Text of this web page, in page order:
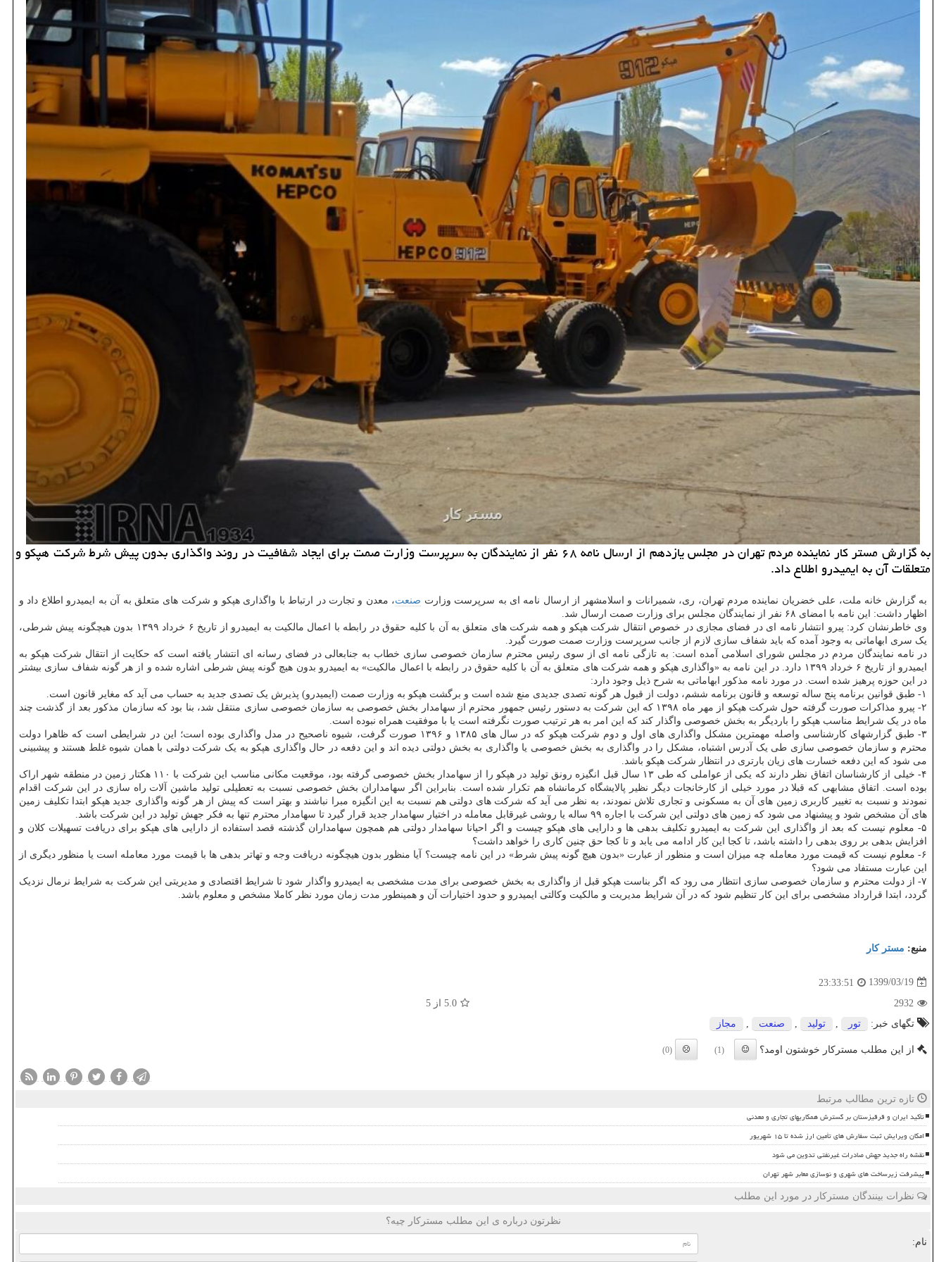
به گزارش مستر كار نماینده مردم تهران در مجلس یازدهم از ارسال نامه ۶۸ نفر از نمایندگان به سرپرست وزارت صمت برای ایجاد شفافیت در روند واگذاری بدون پیش شرط شركت هپكو و
متعلقات آن به ایمیدرو اطلاع داد.
به گزارش خانه ملت، علی خضریان نماینده مردم تهران، ری، شمیرانات و اسلامشهر از ارسال نامه ای به سرپرست وزارت صنعت، معدن و تجارت در ارتباط با واگذاری هپکو و شرکت های متعلق به آن به ایمیدرو اطلاع داد و
اظهار داشت: این نامه با امضای ۶۸ نفر از نمایندگان مجلس برای وزارت صمت ارسال شد.
وی خاطرنشان کرد: پیرو انتشار نامه ای در فضای مجازی در خصوص انتقال شرکت هپکو و همه شرکت های متعلق به آن با کلیه حقوق در رابطه با اعمال مالکیت به ایمیدرو از تاریخ ۶ خرداد ۱۳۹۹ بدون هیچگونه پیش شرطی،
یک سری ابهاماتی به وجود آمده که باید شفاف سازی لازم از جانب سرپرست وزارت صمت صورت گیرد.
در نامه نمایندگان مردم در مجلس شورای اسلامی آمده است: به تازگی نامه ای از سوی رئیس محترم سازمان خصوصی سازی خطاب به جنابعالی در فضای رسانه ای انتشار یافته است که حکایت از انتقال شرکت هپکو به
ایمیدرو از تاریخ ۶ خرداد ۱۳۹۹ دارد. در این نامه به «واگذاری هپکو و همه شرکت های متعلق به آن با کلیه حقوق در رابطه با اعمال مالکیت» به ایمیدرو بدون هیچ گونه پیش شرطی اشاره شده و از هر گونه شفاف سازی بیشتر
در این حوزه پرهیز شده است. در مورد نامه مذکور ابهاماتی به شرح ذیل وجود دارد:
۱- طبق قوانین برنامه پنج ساله توسعه و قانون برنامه ششم، دولت از قبول هر گونه تصدی جدیدی منع شده است و برگشت هپکو به وزارت صمت (ایمیدرو) پذیرش یک تصدی جدید به حساب می آید که مغایر قانون است.
۲- پیرو مذاکرات صورت گرفته حول شرکت هپکو از مهر ماه ۱۳۹۸ که این شرکت به دستور رئیس جمهور محترم از سهامدار بخش خصوصی به سازمان خصوصی سازی منتقل شد، بنا بود که سازمان مذکور بعد از گذشت چند
ماه در یک شرایط مناسب هپکو را باردیگر به بخش خصوصی واگذار کند که این امر به هر ترتیب صورت نگرفته است یا با موفقیت همراه نبوده است.
۳- طبق گزارشهای کارشناسی واصله مهمترین مشکل واگذاری های اول و دوم شرکت هپکو که در سال های ۱۳۸۵ و ۱۳۹۶ صورت گرفت، شیوه ناصحیح در مدل واگذاری بوده است؛ این در شرایطی است که ظاهرا دولت
محترم و سازمان خصوصی سازی طی یک آدرس اشتباه، مشکل را در واگذاری به بخش خصوصی یا واگذاری به بخش دولتی دیده اند و این دفعه در حال واگذاری هپکو به یک شرکت دولتی با همان شیوه غلط هستند و پیشبینی
می شود که این دفعه خسارت های زیان بارتری در انتظار شرکت هپکو باشد.
۴- خیلی از کارشناسان اتفاق نظر دارند که یکی از عواملی که طی ۱۳ سال قبل انگیزه رونق تولید در هپکو را از سهامدار بخش خصوصی گرفته بود، موقعیت مکانی مناسب این شرکت با ۱۱۰ هکتار زمین در منطقه شهر اراک
بوده است. اتفاق مشابهی که قبلا در مورد خیلی از کارخانجات دیگر نظیر پالایشگاه کرمانشاه هم تکرار شده است. بنابراین اگر سهامداران بخش خصوصی نسبت به تعطیلی تولید ماشین آلات راه سازی در این شرکت اقدام
نمودند و نسبت به تغییر کاربری زمین های آن به مسکونی و تجاری تلاش نمودند، به نظر می آید که شرکت های دولتی هم نسبت به این انگیزه مبرا نباشند و بهتر است که پیش از هر گونه واگذاری جدید هپکو ابتدا تکلیف زمین
های آن مشخص شود و پیشنهاد می شود که زمین های دولتی این شرکت با اجاره ۹۹ ساله یا روشی غیرقابل معامله در اختیار سهامدار جدید قرار گیرد تا سهامدار محترم تنها به فکر جهش تولید در این شرکت باشد.
۵- معلوم نیست که بعد از واگذاری این شرکت به ایمیدرو تکلیف بدهی ها و دارایی های هپکو چیست و اگر احیانا سهامدار دولتی هم همچون سهامداران گذشته قصد استفاده از دارایی های هپکو برای دریافت تسهیلات کلان و
افزایش بدهی بر روی بدهی را داشته باشد، تا کجا این کار ادامه می یابد و تا کجا حق چنین کاری را خواهد داشت؟
۶- معلوم نیست که قیمت مورد معامله چه میزان است و منظور از عبارت «بدون هیچ گونه پیش شرط» در این نامه چیست؟ آیا منظور بدون هیچگونه دریافت وجه و تهاتر بدهی ها با قیمت مورد معامله است یا منظور دیگری از
این عبارت مستفاد می شود؟
۷- از دولت محترم و سازمان خصوصی سازی انتظار می رود که اگر بناست هپکو قبل از واگذاری به بخش خصوصی برای مدت مشخصی به ایمیدرو واگذار شود تا شرایط اقتصادی و مدیریتی این شرکت به شرایط نرمال نزدیک
گردد، ابتدا قرارداد مشخصی برای این کار تنظیم شود که در آن شرایط مدیریت و مالکیت وکالتی ایمیدرو و حدود اختیارات آن و همینطور مدت زمان مورد نظر کاملا مشخص و معلوم باشد.
منبع: مستر كار
1399/03/19
23:33:51
2932
5.0 از 5
تگهای خبر:
تور , تولید , صنعت , مجاز
از این مطلب مسترکار خوشتون اومد؟ (1)
(0)
تازه ترین مطالب مرتبط
تأکید ایران و قرقیزستان بر گسترش همکاریهای تجاری و معدنی
امکان ویرایش ثبت سفارش های تأمین ارز شده تا ۱۵ شهریور
نقشه راه جدید جهش صادرات غیرنفتی تدوین می شود
پیشرفت زیرساخت های شهری و نوسازی معابر شهر تهران
نظرات بینندگان مسترکار در مورد این مطلب
نظرتون درباره ی این مطلب مسترکار چیه؟
نام: